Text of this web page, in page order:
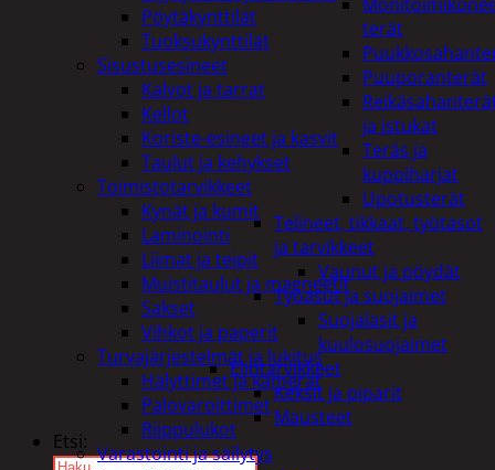
terät
Puuporanterät
ja istukat
Teräs ja
kuppiharjat
Upotusterät
Telineet, tikkaat, työtasot
ja tarvikkeet
Vaunut ja pöydät
Työasut ja suojaimet
Suojalasit ja
kuulosuojaimet
Elintarvikkeet
Keksit ja piparit
Mausteet
Etsi:
Pöytäkynttilät
Tuoksukynttilät
Sisustusesineet
Kalvot ja tarrat
Kellot
Koriste-esineet ja kasvit
Taulut ja kehykset
Toimistotarvikkeet
Kynät ja kumit
Laminointi
Liimat ja teipit
Muistitaulut ja magneetit
Sakset
Vihkot ja paperit
Turvajärjestelmät ja lukitus
Hälyttimet ja kamerat
Palovaroittimet
Riippulukot
Varastointi ja säilytys